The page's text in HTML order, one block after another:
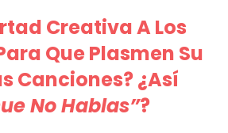
Creativa A Los
Que Plasmen Su
Canciones? ¿Así
No Hablas”?